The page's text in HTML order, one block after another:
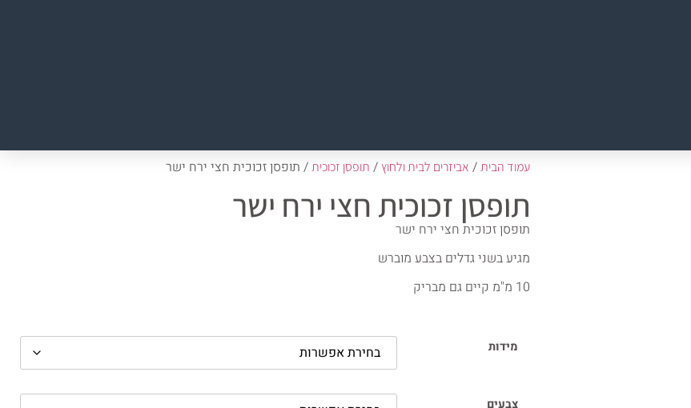
עמוד הבית/ אביזרים לבית ולחוץ / תופסן זכוכית/ תופסן זכוכית חצי ירח ישר
תופסן זכוכית חצי ירח ישר
תופסן זכוכית חצי ירח ישר
מגיע בשני גדלים בצבע מוברש
10 מ"מ קיים גם מבריק
מידות
צבעים